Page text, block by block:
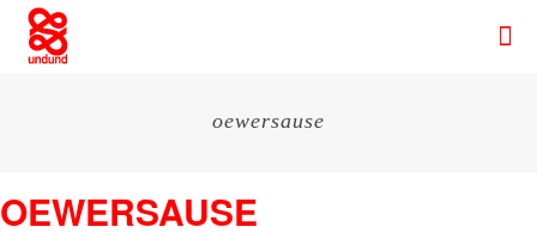
oewersause
OEWERSAUSE